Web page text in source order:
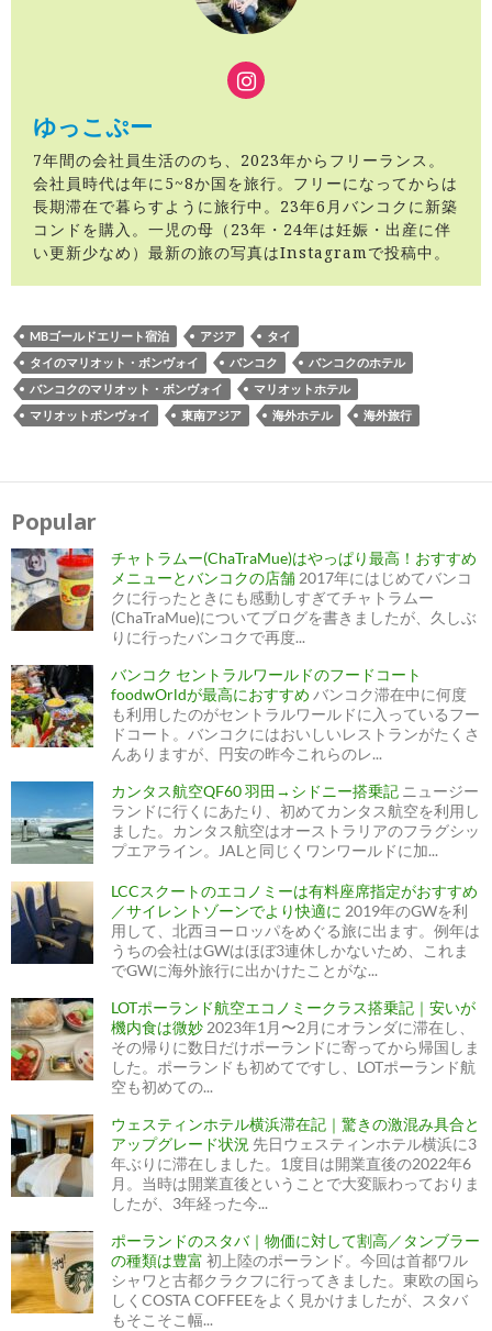
ゆっこぷー
7年間の会社員生活ののち、2023年からフリーランス。
会社員時代は年に5~8か国を旅行。フリーになってからは
長期滞在で暮らすように旅行中。23年6月バンコクに新築
コンドを購入。一児の母（23年・24年は妊娠・出産に伴
い更新少なめ）最新の旅の写真はInstagramで投稿中。
MBゴールドエリート宿泊 アジア
タイ
タイのマリオット・ボンヴォイ
バンコク
バンコクのホテル
バンコクのマリオット・ボンヴォイ
マリオットホテル
マリオットボンヴォイ
東南アジア 海外ホテル 海外旅行
投
ビ
ゲ
ー
シ
ョ
ン
Popular
チャトラムー(ChaTraMue)はやっぱり最高！おすすめ
メニューとバンコクの店舗2017年にはじめてバンコ
クに行ったときにも感動しすぎてチャトラムー
(ChaTraMue)についてブログを書きましたが、久しぶ
りに行ったバンコクで再度...
バンコク セントラルワールドのフードコート
foodwOrldが最高におすすめ バンコク滞在中に何度
も利用したのがセントラルワールドに入っているフー
ドコート。バンコクにはおいしいレストランがたくさ
んありますが、円安の昨今これらのレ...
カンタス航空QF60 羽田→シドニー搭乗記 ニュージー
ランドに行くにあたり、初めてカンタス航空を利用し
ました。カンタス航空はオーストラリアのフラグシッ
プエアライン。JALと同じくワンワールドに加...
LCCスクートのエコノミーは有料座席指定がおすすめ
／サイレントゾーンでより快適に 2019年のGWを利
用して、北西ヨーロッパをめぐる旅に出ます。例年は
うちの会社はGWはほぼ3連休しかないため、これま
でGWに海外旅行に出かけたことがな...
LOTポーランド航空エコノミークラス搭乗記｜安いが
機内食は微妙2023年1月〜2月にオランダに滞在し、
その帰りに数日だけポーランドに寄ってから帰国しま
した。ポーランドも初めてですし、LOTポーランド航
空も初めての...
ウェスティンホテル横浜滞在記｜驚きの激混み具合と
アップグレード状況 先日ウェスティンホテル横浜に3
年ぶりに滞在しました。1度目は開業直後の2022年6
月。当時は開業直後ということで大変賑わっておりま
したが、3年経った今...
ポーランドのスタバ｜物価に対して割高／タンブラー
の種類は豊富 初上陸のポーランド。今回は首都ワル
シャワと古都クラクフに行ってきました。東欧の国ら
しくCOSTA COFFEEをよく見かけましたが、スタバ
もそこそこ幅...